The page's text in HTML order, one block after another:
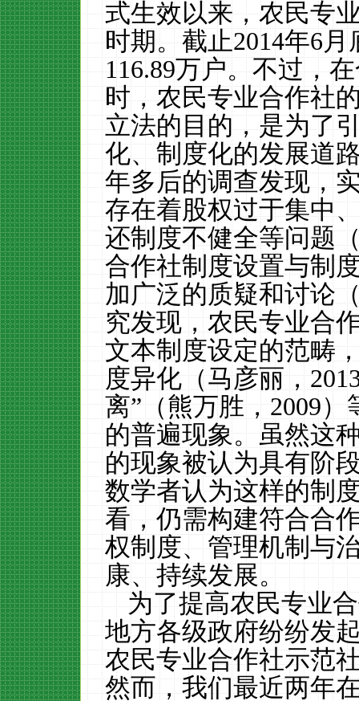
式生效以来，农民专
时期。截止2014年6月
116.89万户。不过，
时，农民专业合作社
立法的目的，是为了
化、制度化的发展道
年多后的调查发现，
存在着股权过于集中
还制度不健全等问题
合作社制度设置与制
加广泛的质疑和讨论
究发现，农民专业合
文本制度设定的范畴
度异化（马彦丽，
离”（熊万胜，2009）
的普遍现象。虽然这
的现象被认为具有阶
数学者认为这样的制
看，仍需构建符合合
权制度、管理机制与
康、持续发展。
为了提高农民专业
地方各级政府纷纷发
农民专业合作社示范
然而，我们最近两年